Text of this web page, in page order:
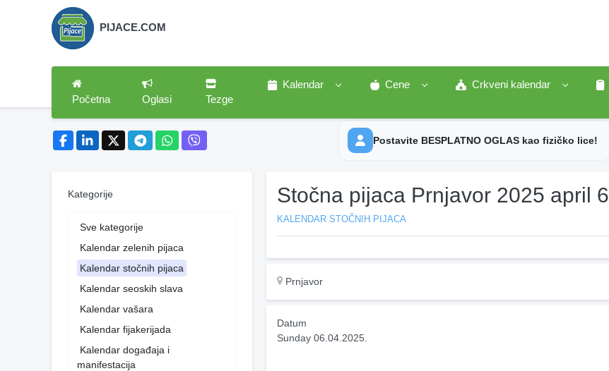
PIJACE.COM
Početna Oglasi Tezge
Kalendar Cene Crkveni kalendar
Postavite BESPLATNO OGLAS kao fizičko lice!
Kategorije
Sve kategorije
Kalendar zelenih pijaca
Kalendar stočnih pijaca
Kalendar seoskih slava
Kalendar vašara
Kalendar fijakerijada
Kalendar događaja i
manifestacija
Stočna pijaca Prnjavor 2025 april 6
KALENDAR STOČNIH PIJACA
Prnjavor
Datum
Sunday 06.04.2025.